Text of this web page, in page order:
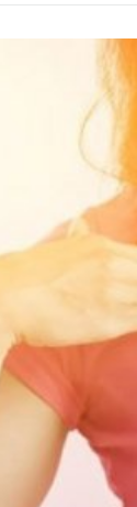
Rusiya qalib
görün nə